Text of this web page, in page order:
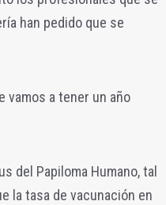
han pedido que se
vamos a tener un año
del Papiloma Humano, tal
latasa de vacunación en